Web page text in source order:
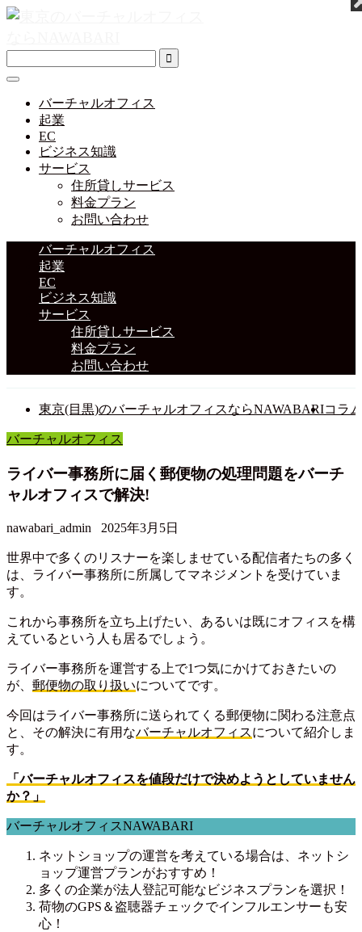
バーチャルオフィス
起業
EC
ビジネス知識
サービス
住所貸しサービス
料金プラン
お問い合わせ
バーチャルオフィス
起業
EC
ビジネス知識
サービス
住所貸しサービス
料金プラン
お問い合わせ
東京(目黒)のバーチャルオフィスならNAWABARIコラ
バーチャルオフィス
ライバー事務所に届く郵便物の処理問題をバーチ
ャルオフィスで解決!
nawabari_admin 2025年3月5日
世界中で多くのリスナーを楽しませている配信者たちの多く
は、ライバー事務所に所属してマネジメントを受けていま
す。
これから事務所を立ち上げたい、あるいは既にオフィスを構
えているという人も居るでしょう。
ライバー事務所を運営する上で1つ気にかけておきたいの
が、 郵便物の取り扱いについてです。
今回はライバー事務所に送られてくる郵便物に関わる注意点
と、その解決に有用なバーチャルオフィスについて紹介しま
す。
「バーチャルオフィスを値段だけで決めようとしていません
か？」
バーチャルオフィスNAWABARI
ネットショップの運営を考えている場合は、ネットシ
ョップ運営プランがおすすめ！
多くの企業が法人登記可能なビジネスプランを選択！
荷物のGPS＆盗聴器チェックでインフルエンサーも安
心！